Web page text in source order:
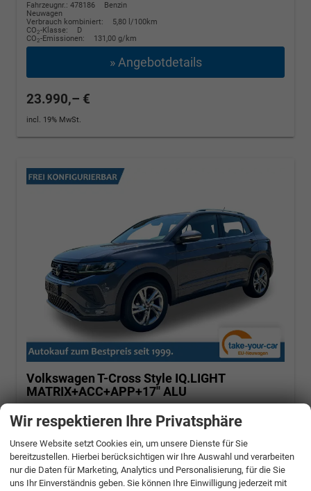
Fahrzeugnr.: 478186
Benzin
Neuwagen
Verbrauch kombiniert:
5,80 l/100km
CO2-Klasse:
D
CO2-Emissionen: 131,00 g/km
» Angebotdetails
23.990,– €
incl. 19% MwSt.
Volkswagen T-CrossStyle IQ.LIGHT
MATRIX+ACC+APP+17'' ALU
6 EB [8]
unverbindliche Lieferzeit: ca. 4-5 Monate
Fahrzeugnr.: 478189
Benzin
Neuwagen
Wir respektieren Ihre Privatsphäre
Unsere Website setzt Cookies ein, um unsere Dienste für Sie
bereitzustellen. Hierbei berücksichtigen wir Ihre Auswahl und verarbeiten
nur die Daten für Marketing, Analytics und Personalisierung, für die Sie
uns Ihr Einverständnis geben. Sie können Ihre Einwilligung jederzeit mit